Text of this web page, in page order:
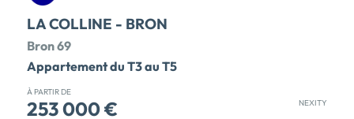
LA COLLINE - BRON
Bron 69
Appartement du T3 au T5
À PARTIR DE
253 000 € NEXITY